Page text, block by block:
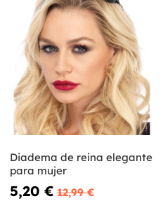
Diadema de reina elegante
para mujer
5,20 € 12,99 €